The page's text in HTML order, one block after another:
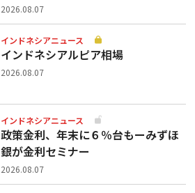
2026.08.07
インドネシアニュース
インドネシアルピア相場
2026.08.07
インドネシアニュース
政策金利、年末に６％台もーみずほ
銀が金利セミナー
2026.08.07